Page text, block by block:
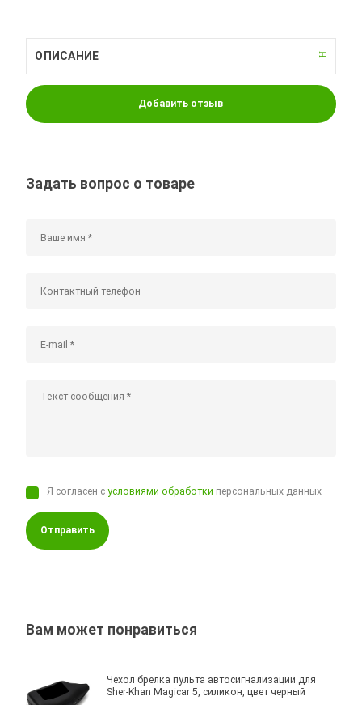
ОПИСАНИЕ
Добавить отзыв
Задать вопрос о товаре
Я согласен сусловиями обработки персональных данных
Отправить
Вам может понравиться
Чехол брелка пульта автосигнализации для
Sher-Khan Magicar 5, силикон, цвет черный